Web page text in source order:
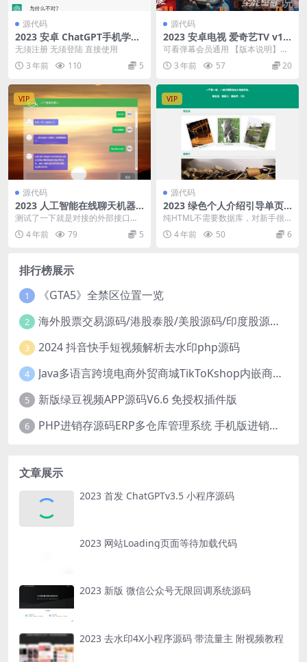
源代码
2023 安卓 ChatGPT手机学习
版
无须注册 无须登陆 直接使用
3 年前
110 5
源代码
2023 安卓电视 爱奇艺TV v12.
1.0 去广告极简版
可看弹幕会员通用 【版本说明】：
极简 通用手机会员 适配遥控器 去
广告 小爱提取...
3 年前 57 20
VIP
源代码
2023 人工智能在线聊天机器
人网页HTML源码
测试了一下就是对接的外部接口，
无加密有能力的可以二开。使用教
程，上传主机，服务器...
4 年前 79 5
VIP
源代码
2023 绿色个人介绍引导单页h
tml源码
纯HTML不需要数据库，对新手很
简单，图片目录image，信息在根
目录index...
4 年前 50 6
排行榜展示
1 《GTA5》全禁区位置一览
2 海外股票交易源码/港股泰股/美股源码/印度股源码/马拉西亚股票源码/国际股票配资
3 2024 抖音快手短视频解析去水印php源码
4 Java多语言跨境电商外贸商城TikToKshop内嵌商城I商家入驻I一键铺
5 新版绿豆视频APP源码V6.6 免授权插件版
6 PHP进销存源码ERP多仓库管理系统 手机版进销存 php网络版进销存小程序
文章展示
2023 首发 ChatGPTv3.5 小程序源码
2023 网站Loading页面等待加载代码
2023 新版 微信公众号无限回调系统源码
2023 去水印4X小程序源码 带流量主 附视频教程